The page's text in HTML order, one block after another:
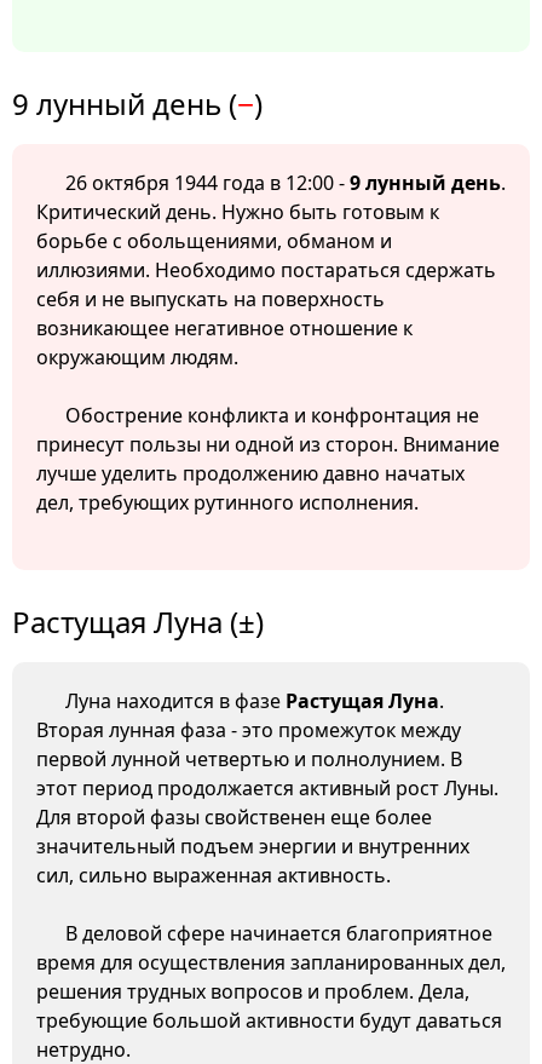
9 лунный день (−)
26 октября 1944 года в 12:00 -9 лунный день.
Критический день. Нужно быть готовым к
борьбе с обольщениями, обманом и
иллюзиями. Необходимо постараться сдержать
себя и не выпускать на поверхность
возникающее негативное отношение к
окружающим людям.
Обострение конфликта и конфронтация не
принесут пользы ни одной из сторон. Внимание
лучше уделить продолжению давно начатых
дел, требующих рутинного исполнения.
Растущая Луна (±)
Луна находится в фазе Растущая Луна.
Вторая лунная фаза - это промежуток между
первой лунной четвертью и полнолунием. В
этот период продолжается активный рост Луны.
Для второй фазы свойственен еще более
значительный подъем энергии и внутренних
сил, сильно выраженная активность.
В деловой сфере начинается благоприятное
время для осуществления запланированных дел,
решения трудных вопросов и проблем. Дела,
требующие большой активности будут даваться
нетрудно.